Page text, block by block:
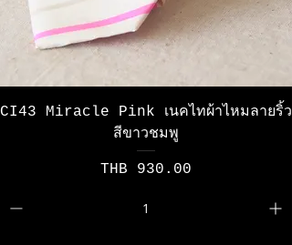
CI43 Miracle Pink เนคไทผ้าไหมลายริ้ว
สีขาวชมพู
Price
THB 930.00